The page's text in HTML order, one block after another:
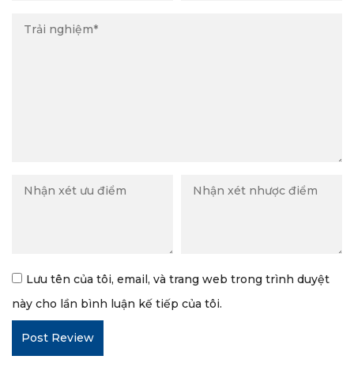
Lưu tên của tôi, email, và trang web trong trình duyệt
này cho lần bình luận kế tiếp của tôi.